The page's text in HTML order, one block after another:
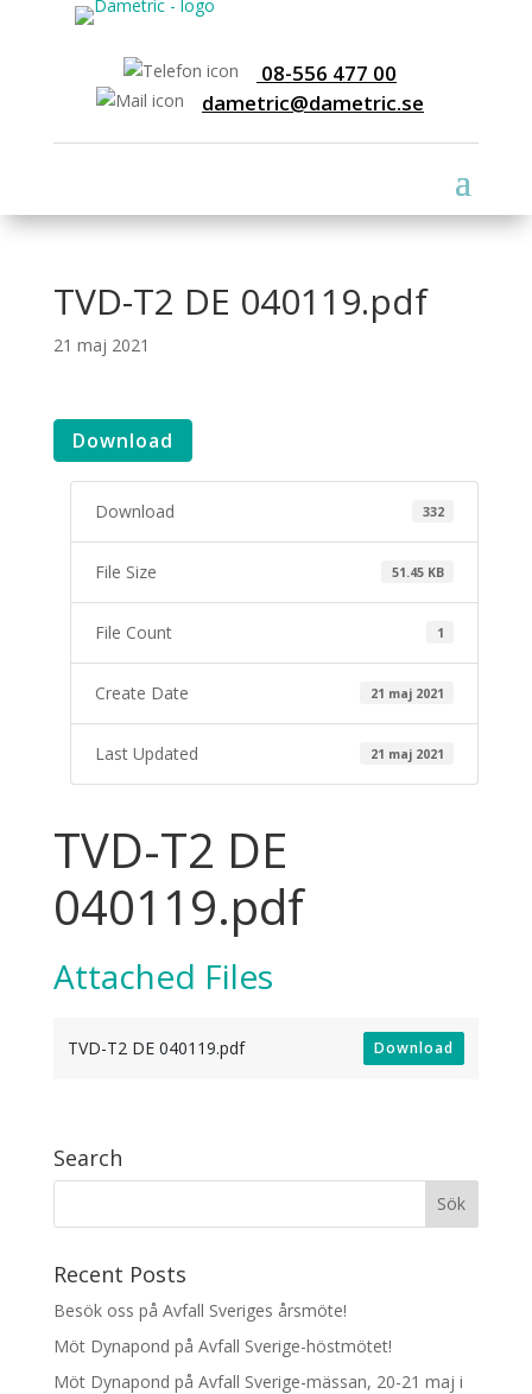
08-556 477 00
dametric@dametric.se
TVD-T2 DE 040119.pdf
21 maj 2021
Download
Download 332
File Size 51.45 KB
File Count 1
Create Date 21 maj 2021
Last Updated 21 maj 2021
TVD-T2 DE
040119.pdf
Attached Files
TVD-T2 DE 040119.pdf Download
Search
Recent Posts
Besök oss på Avfall Sveriges årsmöte!
Möt Dynapond på Avfall Sverige-höstmötet!
Möt Dynapond på Avfall Sverige-mässan, 20-21 maj i